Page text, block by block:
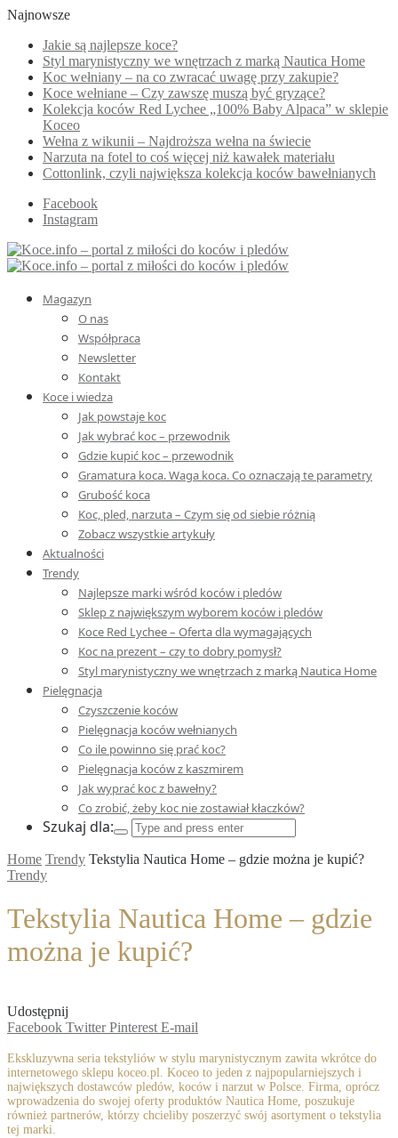
Najnowsze
Jakie są najlepsze koce?
Styl marynistyczny we wnętrzach z marką Nautica Home
Koc wełniany – na co zwracać uwagę przy zakupie?
Koce wełniane – Czy zawszę muszą być gryzące?
Kolekcja koców Red Lychee „100% Baby Alpaca” w sklepie
Koceo
Wełna z wikunii – Najdroższa wełna na świecie
Narzuta na fotel to coś więcej niż kawałek materiału
Cottonlink, czyli największa kolekcja koców bawełnianych
Facebook
Instagram
Magazyn
O nas
Współpraca
Newsletter
Kontakt
Koce i wiedza
Jak powstaje koc
Jak wybrać koc – przewodnik
Gdzie kupić koc – przewodnik
Gramatura koca. Waga koca. Co oznaczają te parametry
Grubość koca
Koc, pled, narzuta – Czym się od siebie różnią
Zobacz wszystkie artykuły
Aktualności
Trendy
Najlepsze marki wśród koców i pledów
Sklep z największym wyborem koców i pledów
Koce Red Lychee – Oferta dla wymagających
Koc na prezent – czy to dobry pomysł?
Styl marynistyczny we wnętrzach z marką Nautica Home
Pielęgnacja
Czyszczenie koców
Pielęgnacja koców wełnianych
Co ile powinno się prać koc?
Pielęgnacja koców z kaszmirem
Jak wyprać koc z bawełny?
Co zrobić, żeby koc nie zostawiał kłaczków?
Szukaj dla:
Home Trendy Tekstylia Nautica Home – gdzie można je kupić?
Trendy
Tekstylia Nautica Home – gdzie
można je kupić?
Udostępnij
Facebook Twitter Pinterest E-mail
Ekskluzywna seria tekstyliów w stylu marynistycznym zawita wkrótce do
internetowego sklepu koceo.pl. Koceo to jeden z najpopularniejszych i
największych dostawców pledów, koców i narzut w Polsce. Firma, oprócz
wprowadzenia do swojej oferty produktów Nautica Home, poszukuje
również partnerów, którzy chcieliby poszerzyć swój asortyment o tekstylia
tej marki.